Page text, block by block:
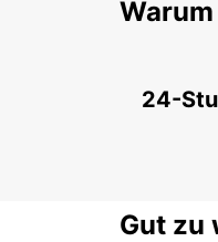
24-
Gut zu